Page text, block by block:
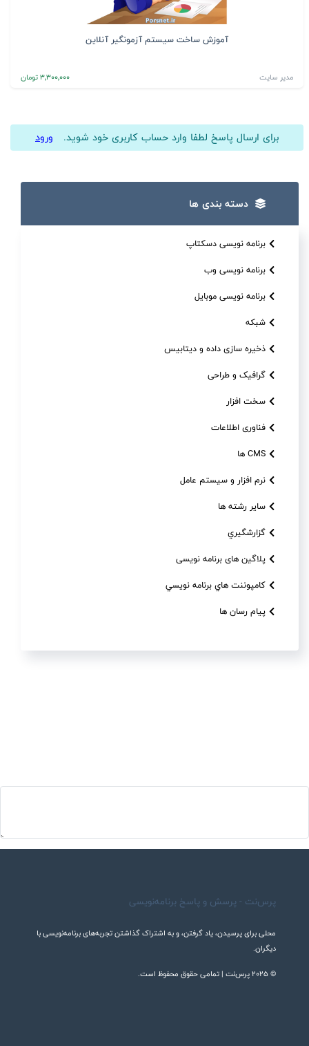
دسته بندی ها
برنامه نویسی دسکتاپ
برنامه نویسی وب
برنامه نویسی موبایل
شبکه
ذخیره سازی داده و دیتابیس
گرافیک و طراحی
سخت افزار
فناوری اطلاعات
CMS ها
نرم افزار و سیستم عامل
سایر رشته ها
گزارشگيري
پلاگین های برنامه نویسی
کامپوننت هاي برنامه نويسي
پیام رسان ها
آموزش ساخت سیستم آزمونگیر آنلاین
مدیر سایت 3٬300٬000 تومان
برای ارسال پاسخ لطفا وارد حساب کاربری خود شوید. ورود
پرس‌نت - پرسش و پاسخ برنامه‌نویسی
محلی برای پرسیدن، یاد گرفتن، و به اشتراک گذاشتن تجربه‌های برنامه‌نویسی با
دیگران.
© 2025 پرس‌نت | تمامی حقوق محفوظ است.